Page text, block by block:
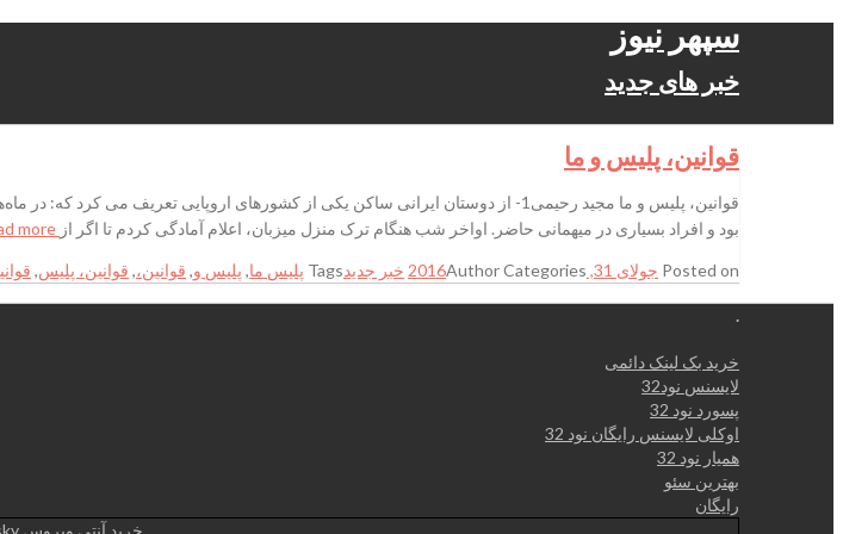
سپهر نیوز
خبر های جدید
قوانین، پلیس و ما
قوانین، پلیس و ما مجید رحیمی1- از دوستان ایرانی ساکن یکی از کشورهای اروپایی
بود و افراد بسیاری در میهمانی حاضر. اواخر شب هنگام‌ ترک منزل میزبان، اعلام آمادگی کردم تا اگر از
Posted on جولای 31, 2016 AuthorCategories خبر جدیدTags پلیس ما, پلیس و, قوانین،, قوانین، پلیس,
.
خرید بک لینک دائمی
لایسنس نود32
پسورد نود 32
اوکلی لایسنس رایگان نود 32
همیار نود 32
بهترین سئو
رایگان
خرید آنتی ویروس Kaspersky